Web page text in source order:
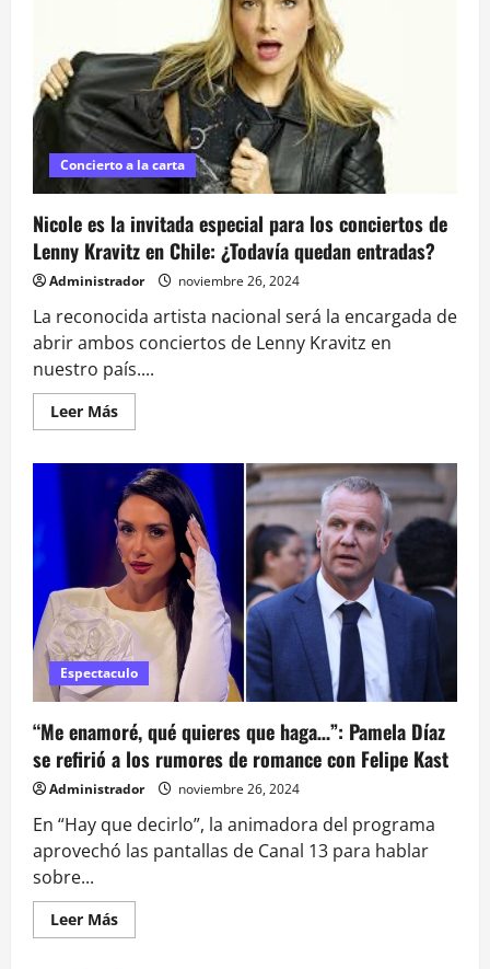
gobierno
en
casos
de
violencia
de
género
Concierto a la carta
Nicole es la invitada especial para los conciertos de
Lenny Kravitz en Chile: ¿Todavía quedan entradas?
Administrador noviembre 26, 2024
La reconocida artista nacional será la encargada de
abrir ambos conciertos de Lenny Kravitz en
nuestro país....
Leer MásLeer
más
Nicole
es
la
invitada
especial
para
los
conciertos
de
Lenny
Kravitz
en
Chile:
¿Todavía
quedan
entradas?
Espectaculo
“Me enamoré, qué quieres que haga…”: Pamela Díaz
se refirió a los rumores de romance con Felipe Kast
Administrador noviembre 26, 2024
En “Hay que decirlo”, la animadora del programa
aprovechó las pantallas de Canal 13 para hablar
sobre...
Leer MásLeer
más